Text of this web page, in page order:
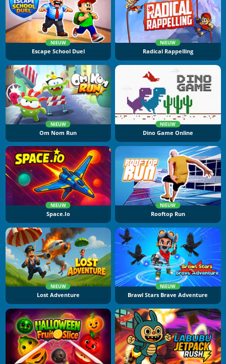
NIEUW
Escape School Duel
NIEUW
Radical Rappelling
NIEUW
Om Nom Run
NIEUW
Dino Game Online
NIEUW
Space.io
NIEUW
Rooftop Run
NIEUW
Lost Adventure
NIEUW
Brawl Stars Brave Adventure